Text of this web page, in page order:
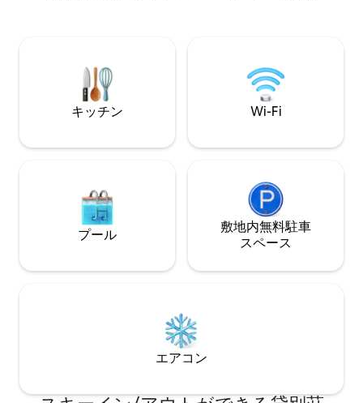
キッチン Wi-Fi
プール
敷地内無料駐⁠車
ス⁠ペ⁠ー⁠ス
エアコン